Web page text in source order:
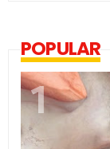
POPULAR